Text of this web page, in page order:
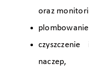
oraz
naczep,